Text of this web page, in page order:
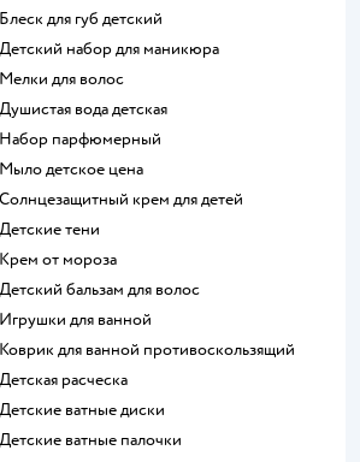
блеск для губ детский
детский набор для маникюра
мелки для волос
душистая вода детская
набор парфюмерный
мыло детское цена
солнцезащитный крем для детей
детские тени
крем от мороза
детский бальзам для волос
игрушки для ванной
коврик для ванной противоскользящий
детская расческа
детские ватные диски
детские ватные палочки